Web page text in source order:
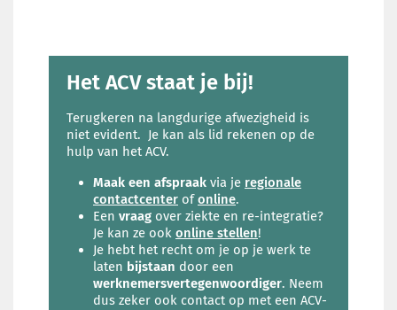
Het ACV staat je bij!
Terugkeren na langdurige afwezigheid is
niet evident. Je kan als lid rekenen op de
hulp van het ACV.
Maak een afspraak via je regionale
contactcenter ofonline.
Een vraag over ziekte en re-integratie?
Je kan ze ook online stellen!
Je hebt het recht om je op je werk te
laten bijstaan door een
werknemersvertegenwoordiger. Neem
dus zeker ook contact op met een ACV-